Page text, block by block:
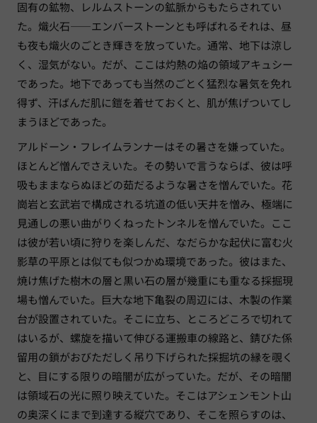
固有の鉱物、レルムストーンの鉱脈からもたらされてい
た。熾火石——エンバーストーンとも呼ばれるそれは、昼
も夜も熾火のごとき輝きを放っていた。通常、地下は涼し
く、湿気がない。だが、ここは灼熱の焔の領域アキュシー
であった。地下であっても当然のごとく猛烈な暑気を免れ
得ず、汗ばんだ肌に鎧を着せておくと、肌が焦げついてし
まうほどであった。
アルドーン・フレイムランナーはその暑さを嫌っていた。
ほとんど憎んでさえいた。その勢いで言うならば、彼は呼
吸もままならぬほどの茹だるような暑さを憎んでいた。花
崗岩と玄武岩で構成される坑道の低い天井を憎み、極端に
見通しの悪い曲がりくねったトンネルを憎んでいた。ここ
は彼が若い頃に狩りを楽しんだ、なだらかな起伏に富む火
影草の平原とは似ても似つかぬ環境であった。彼はまた、
焼け焦げた樹木の層と黒い石の層が幾重にも重なる採掘現
場も憎んでいた。巨大な地下亀裂の周辺には、木製の作業
台が設置されていた。そこに立ち、ところどころで切れて
はいるが、螺旋を描いて伸びる運搬車の線路と、錆びた係
留用の鎖がおびただしく吊り下げられた採掘坑の縁を覗く
と、目にする限りの暗闇が広がっていた。だが、その暗闇
は領域石の光に照り映えていた。そこはアシェンモント山
の奥深くにまで到達する縦穴であり、そこを照らすのは、